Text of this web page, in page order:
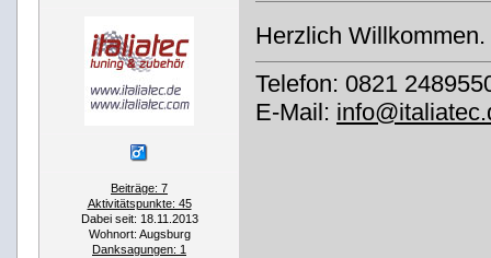
Beiträge: 7
Aktivitätspunkte: 45
Dabei seit: 18.11.2013
Wohnort: Augsburg
Danksagungen: 1
Herzlich Willkommen.
Telefon: 0821
E-Mail: